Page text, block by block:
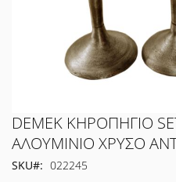
Μετάβαση
στην
αρχή
της
DEMEK ΚΗΡΟΠΗΓΙΟ
ΑΛΟΥΜΙΝΙΟ ΧΡΥΣΟ
SKU
022245